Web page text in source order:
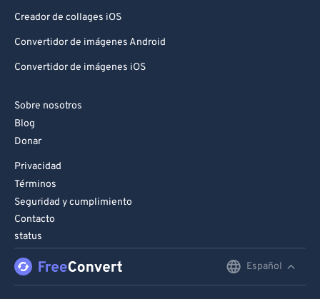
Creador de collages iOS
Convertidor de imágenes Android
Convertidor de imágenes iOS
Sobre nosotros
Blog
Donar
Privacidad
Términos
Seguridad y cumplimiento
Contacto
status
Español